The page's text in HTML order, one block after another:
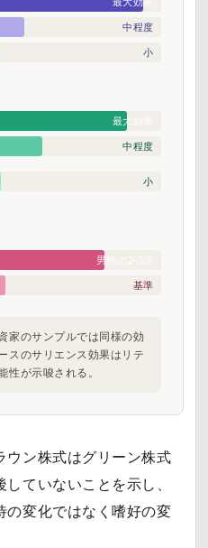
中程度
小
最大効果
中程度
小
男性の2-3倍
基準
家のサンプルでは同様の効
スのサリエンス効果はリテ
性が示唆される。
ウン株式はグリーン株式
ていないことを示し、
の変化ではなく嗜好の変